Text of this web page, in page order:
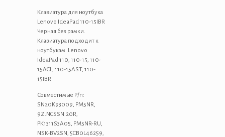
Черная
Клавиатура для ноутбука
Lenovo IdeaPad 110-15IBR
Черная без рамки.
Клавиатура подходит к
ноутбукам: Lenovo
IdeaPad 110, 110-15, 110-
15ACL, 110-15AST, 110-
15IBR
Совместимые P/n:
SN20K93009, PM5NR,
9Z.NCSSN.20R,
PK1311S3A05, PM5NR-RU,
NSK-BV2SN, 5CB0L46259,